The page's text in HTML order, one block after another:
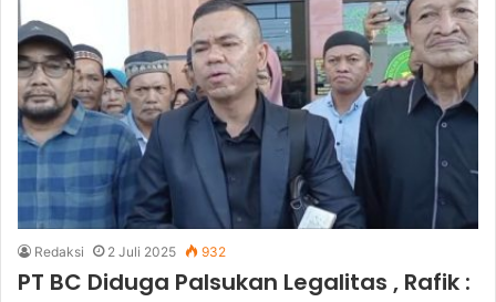
Redaksi 2 Juli 2025 932
PT BC Diduga Palsukan Legalitas , Rafik :